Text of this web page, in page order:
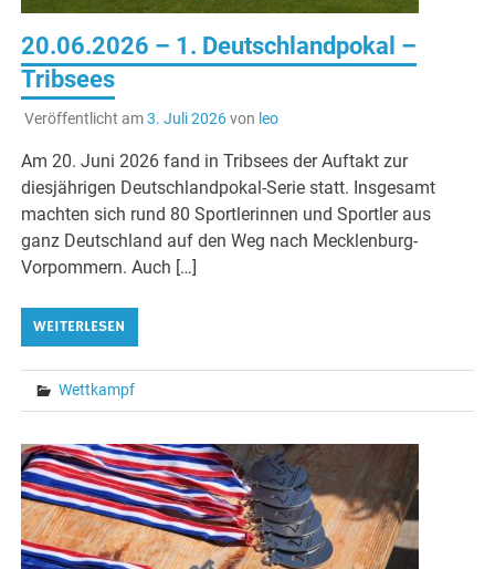
20.06.2026 – 1. Deutschlandpokal –
Tribsees
Veröffentlicht am3. Juli 2026von leo
Am 20. Juni 2026 fand in Tribsees der Auftakt zur
diesjährigen Deutschlandpokal-Serie statt. Insgesamt
machten sich rund 80 Sportlerinnen und Sportler aus
ganz Deutschland auf den Weg nach Mecklenburg-
Vorpommern. Auch […]
WEITERLESEN
Wettkampf